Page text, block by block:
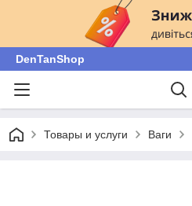
DenTanShop
Товары и услуги Ваги